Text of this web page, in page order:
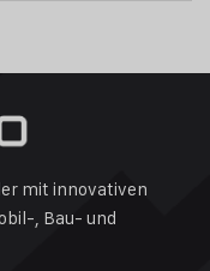
mit innovativen
, Bau- und